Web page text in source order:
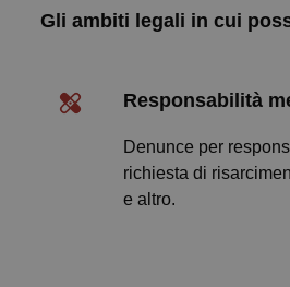
Gli ambiti legali in cui
Responsabilità
Denunce per
richiesta di
e altro.